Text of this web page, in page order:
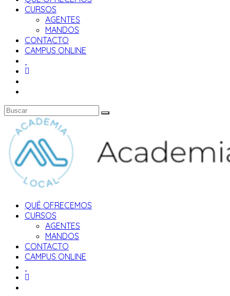
CURSOS
AGENTES
MANDOS
CONTACTO
CAMPUS ONLINE
QUÉ OFRECEMOS
CURSOS
AGENTES
MANDOS
CONTACTO
CAMPUS ONLINE